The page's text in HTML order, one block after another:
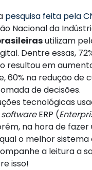
pesquisa feita pela
Nacional da
utilizam
Dentre essas,
resultou em
60% na redução de
de decisões.
tecnológicas
softwareERP (
na hora de fazer
o melhor sistema
a leitura a
isso!